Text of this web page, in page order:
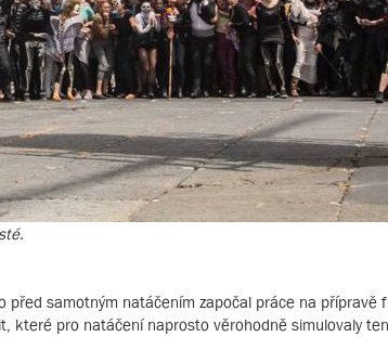
samotným natáčením započal práce na přípravě
které pro natáčení naprosto věrohodně simulovaly